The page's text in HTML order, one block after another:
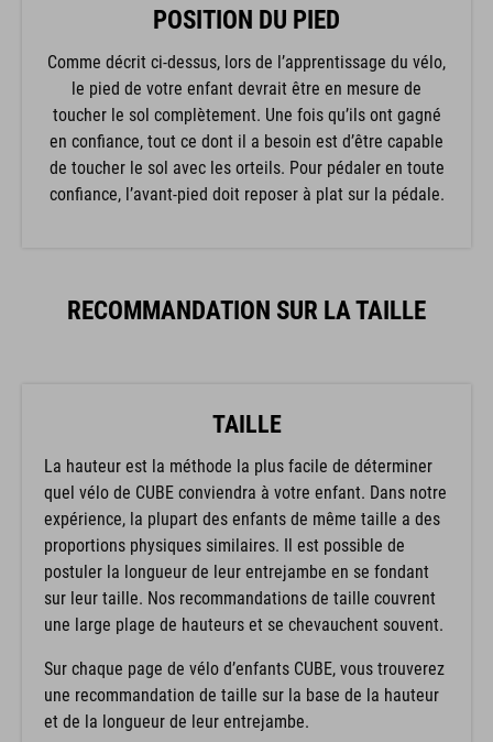
POSITION DU PIED
Comme décrit ci-dessus, lors de l’apprentissage du vélo,
le pied de votre enfant devrait être en mesure de
toucher le sol complètement. Une fois qu’ils ont gagné
en confiance, tout ce dont il a besoin est d’être capable
de toucher le sol avec les orteils. Pour pédaler en toute
confiance, l’avant-pied doit reposer à plat sur la pédale.
RECOMMANDATION SUR LA TAILLE
TAILLE
La hauteur est la méthode la plus facile de déterminer
quel vélo de CUBE conviendra à votre enfant. Dans notre
expérience, la plupart des enfants de même taille a des
proportions physiques similaires. Il est possible de
postuler la longueur de leur entrejambe en se fondant
sur leur taille. Nos recommandations de taille couvrent
une large plage de hauteurs et se chevauchent souvent.
Sur chaque page de vélo d’enfants CUBE, vous trouverez
une recommandation de taille sur la base de la hauteur
et de la longueur de leur entrejambe.